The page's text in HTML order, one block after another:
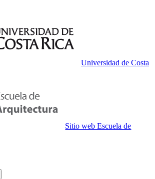
Universidad de Costa
Sitio web Escuela de